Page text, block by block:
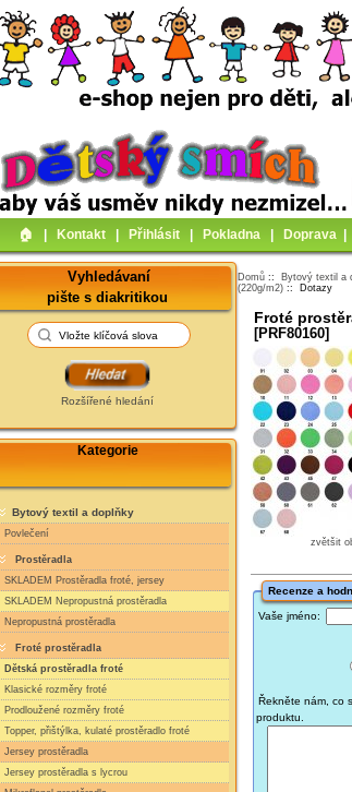
🏠︎ Kontakt Přihlásit Pokladna Doprava
Vyhledávaní
pište s diakritikou
Rozšířené hledání
Kategorie
Bytový textil a doplňky
Povlečení
Prostěradla
SKLADEM Prostěradla froté, jersey
SKLADEM Nepropustná prostěradla
Nepropustná prostěradla
Froté prostěradla
Dětská prostěradla froté
Klasické rozměry froté
Prodloužené rozměry froté
Topper, přištýlka, kulaté prostěradlo froté
Jersey prostěradla
Jersey prostěradla s lycrou
Domů :: Bytový textil a
(220g/m2) :: Dotazy
Froté
[PRF80160]
zvětšit
Recenze a
Vaše jméno:
Řekněte nám, co
produktu.